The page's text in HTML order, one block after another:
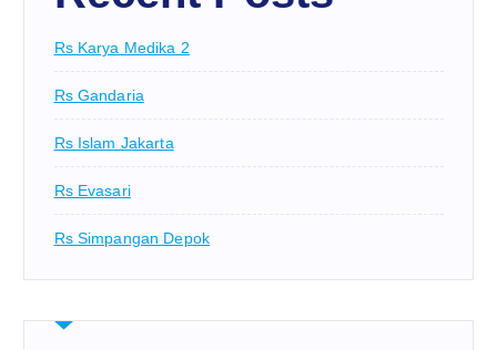
Rs Karya Medika 2
Rs Gandaria
Rs Islam Jakarta
Rs Evasari
Rs Simpangan Depok